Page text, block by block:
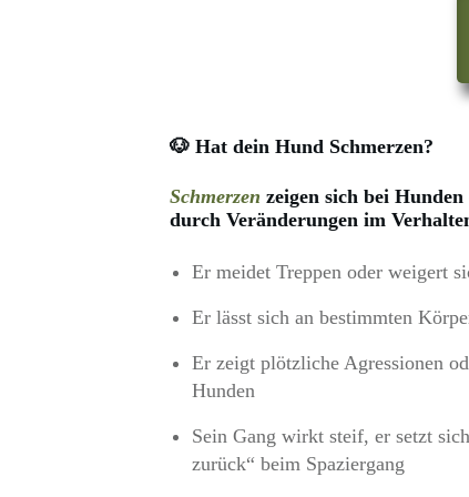
🐶 Hat dein Hund Schmerzen?
Schmerzen zeigen sich bei
durch Veränderungen im
Er meidet Treppen oder weigert
Er lässt sich an bestimmten
Er zeigt plötzliche Agressionen
Hunden
Sein Gang wirkt steif, er setzt
zurück“ beim Spaziergang